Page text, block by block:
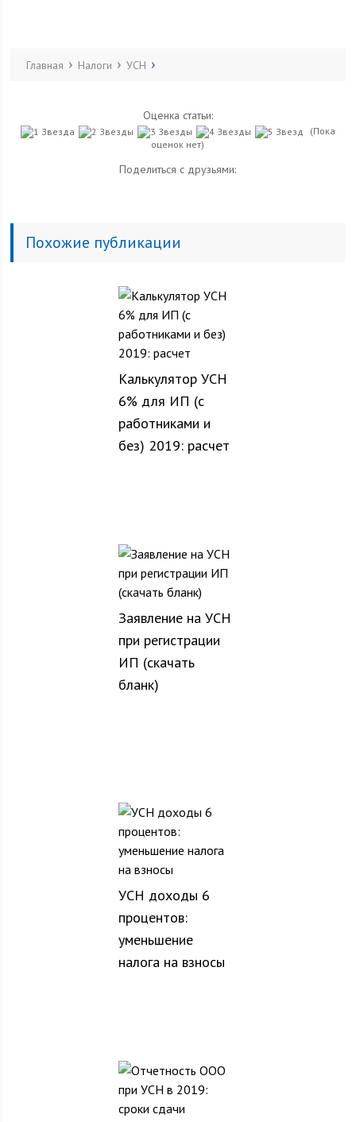
Главная Налоги УСН
Оценка статьи:
(Пока
оценок нет)
Поделиться с друзьями:
Похожие публикации
Калькулятор УСН
6% для ИП (с
работниками и
без) 2019: расчет
Заявление на УСН
при регистрации
ИП (скачать
бланк)
УСН доходы 6
процентов:
уменьшение
налога на взносы